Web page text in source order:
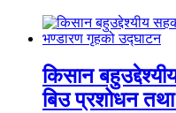
किसान बहुउद्देश्यीय
बिउ प्रशोधन